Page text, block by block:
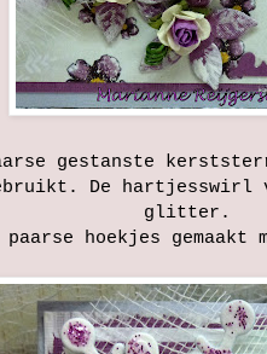
gestanste
De hartjesswirl
glitter.
paarse hoekjes gemaakt